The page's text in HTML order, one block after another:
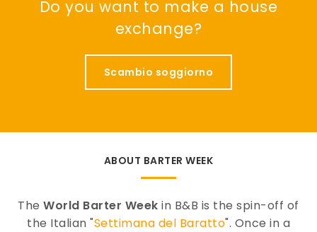
Do you want to make a house
exchange?
Scambio soggiorno
ABOUT BARTER WEEK
TheWorld Barter Week in B&B is the spin-off of
the Italian "Settimana del Baratto". Once in a